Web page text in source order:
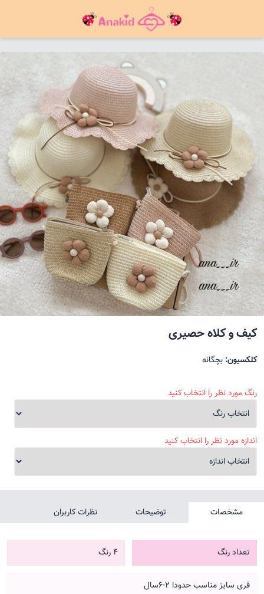
کیف و کلاه حصیری
کلکسیون: بچگانه
رنگ مورد نظر را انتخاب کنید
اندازه مورد نظر را انتخاب کنید
مشخصات توضیحات نظرات کاربران
تعداد رنگ 4 رنگ
فری سایز مناسب حدودا ۲-۶سال